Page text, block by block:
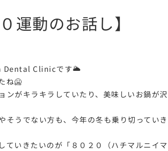
運動のお話し】
Dental Clinicです🌥
ね🥶
ンがキラキラしていたり、美味しいお鍋が
そうでない方も、今年の冬も乗り切ってい
ていきたいのが「８０２０（ハチマルニイ